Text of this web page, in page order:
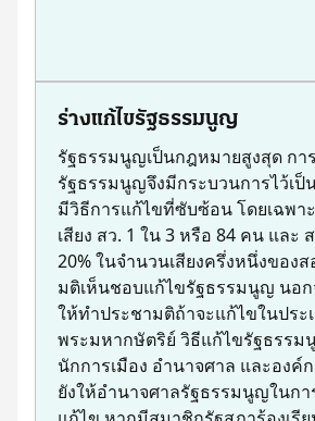
หลังประกาศใช้ ครม.ต้องเสนอ พ
ต่อรัฐสภาเพื่อให้พิจารณา ในการ
สมัยต่อไป ถ้าอยู่นอกสมัยประชุมแล
ว่าการรอสมัยประชุมสามัญจะเป็น
ครม.ต้องเรียกประชุมสมัยวิสามัญ
พิจารณาอนุมัติ การอนุมัติ พ.ร.ก.
กำหนดว่าหาก สส.ลงคะแนนเสียง
พ.ร.ก.ฉบับนั้นตกไป แต่ถ้า สส.อนุ
อนุมัติ แล้ว สส.ยืนยันการอนุมัติด้วย
เกินครึ่งหนึ่งของจำนวน สส.ทั้งหม
ผลเป็นกฎหมายและประกาศใช้เป็
เริ่มต้น
ครม.เสนอร่าง พ.ร.ก.
พระมหากษัตริย์ลงพระปรมาภิไธย
บังคับใช้ พ.ร.ก.
ร่างแก้ไขรัฐธรรมนูญ
รัฐธรรมนูญเป็นกฎหมายสูงสุด กา
รัฐธรรมนูญจึงมีกระบวนการไว้เป็
มีวิธีการแก้ไขที่ซับซ้อน โดยเฉพา
เสียง สว. 1 ใน 3 หรือ 84 คน และ
20% ในจำนวนเสียงครึ่งหนึ่งของ
มติเห็นชอบแก้ไขรัฐธรรมนูญ นอก
ให้ทำประชามติถ้าจะแก้ไขในประ
พระมหากษัตริย์ วิธีแก้ไขรัฐธรร
นักการเมือง อำนาจศาล และองค์
ยังให้อำนาจศาลรัฐธรรมนูญในกา